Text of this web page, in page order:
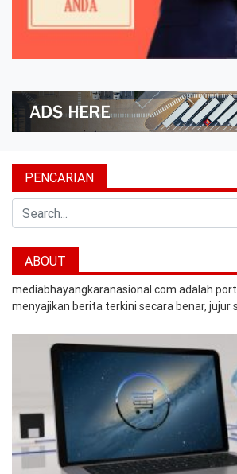
PENCARIAN
ABOUT
mediabhayangkaranasional.com adalah
menyajikan berita terkini secara benar, jujur